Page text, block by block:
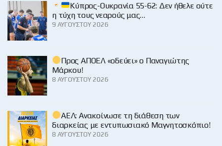
Κύπρος-Ουκρανία 55-62: Δεν ήθελε ούτε
η τύχη τους νεαρούς μας…
9 ΑΥΓΟΎΣΤΟΥ 2026
Προς ΑΠΟΕΛ «οδεύει» ο Παναγιώτης
Μάρκου!
8 ΑΥΓΟΎΣΤΟΥ 2026
ΑΕΛ: Ανακοίνωσε τη διάθεση των
διαρκείας με εντυπωσιακό Μαγνητοσκόπιο!
8 ΑΥΓΟΎΣΤΟΥ 2026